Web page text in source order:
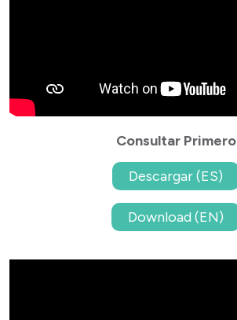
Consultar Primero
Descargar (ES)
Download (EN)